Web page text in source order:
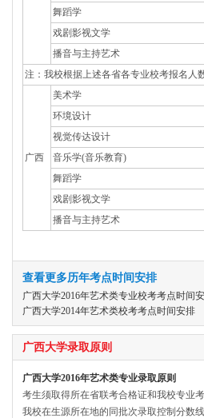
舞蹈学
戏剧影视文学
播音与主持艺术
注：我校根据上述各省各专业校考报名人
广西
美术学
环境设计
视觉传达设计
音乐学(音乐教育)
舞蹈学
戏剧影视文学
播音与主持艺术
查看更多历年考点时间安排
广西大学2016年艺术类专业校考考点时间
广西大学2014年艺术类校考考点时间安排
广西大学录取原则
广西大学2016年艺术类专业录取原则
考生须取得所在省联考合格证和我校专业
我校在生源所在地的同批次录取控制分数